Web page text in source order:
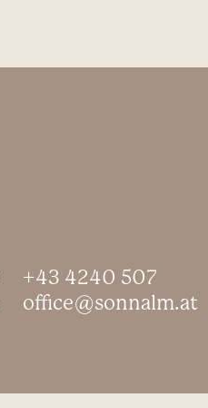
+43 4240 507
office@sonnalm.at